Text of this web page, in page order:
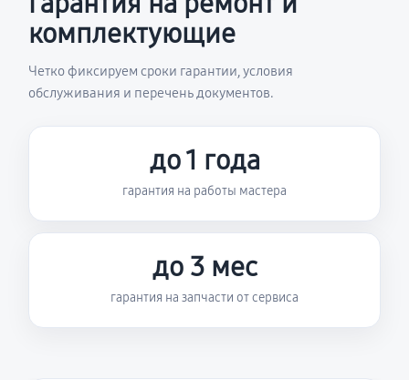
комплектующие
Четко фиксируем сроки гарантии, условия
обслуживания и перечень документов.
до 1 года
гарантия на работы мастера
до 3 мес
гарантия на запчасти от сервиса